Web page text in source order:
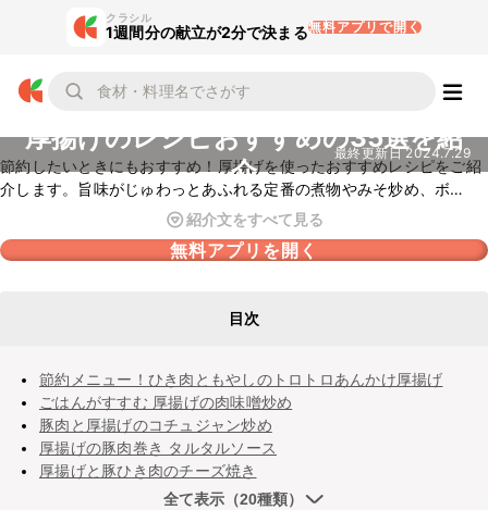
クラシル
1週間分の献立が2分で決まる無料アプリで開く
厚揚げのレシピおすすめの35選を紹
介
最終更新日2024.7.29
節約したいときにもおすすめ！厚揚げを使ったおすすめレシピをご紹
介します。旨味がじゅわっとあふれる定番の煮物やみそ炒め、ボ
リューム満点のチーズ焼きなど、おつまみにぴったりな簡単メニュー
から、ごはんが進むメインおかずまで幅広くピックアップしました。
紹介文をすべて見る
無料アプリを開く
目次
節約メニュー！ひき肉ともやしのトロトロあんかけ厚揚げ
ごはんがすすむ 厚揚げの肉味噌炒め
豚肉と厚揚げのコチュジャン炒め
厚揚げの豚肉巻き タルタルソース
厚揚げと豚ひき肉のチーズ焼き
全て表示（20種類）